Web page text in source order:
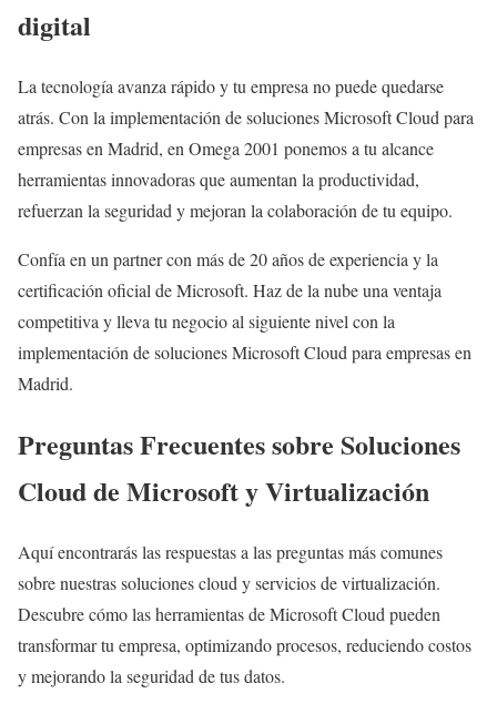
digital
La tecnología avanza rápido y tu empresa no puede quedarse
atrás. Con la implementación de soluciones Microsoft Cloud para
empresas en Madrid, en Omega 2001 ponemos a tu alcance
herramientas innovadoras que aumentan la productividad,
refuerzan la seguridad y mejoran la colaboración de tu equipo.
Confía en un partner con más de 20 años de experiencia y la
certificación oficial de Microsoft. Haz de la nube una ventaja
competitiva y lleva tu negocio al siguiente nivel con la
implementación de soluciones Microsoft Cloud para empresas en
Madrid.
Preguntas Frecuentes sobre Soluciones
Cloud de Microsoft y Virtualización
Aquí encontrarás las respuestas a las preguntas más comunes
sobre nuestras soluciones cloud y servicios de virtualización.
Descubre cómo las herramientas de Microsoft Cloud pueden
transformar tu empresa, optimizando procesos, reduciendo costos
y mejorando la seguridad de tus datos.